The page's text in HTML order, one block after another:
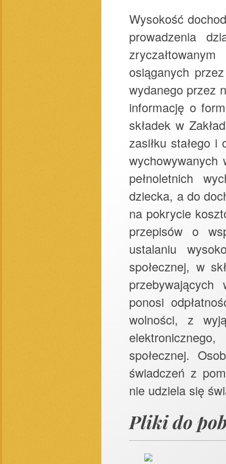
Wysokość
prowadzenia
osiąganych
wydanego przez
informację o
składek w
zasiłku stałego
pełnoletnich
dziecka, a do
na pokrycie
przepisów o
ustalaniu
społecznej, w
ponosi
wolności, z
społecznej.
świadczeń z
nie udziela się
Pliki do